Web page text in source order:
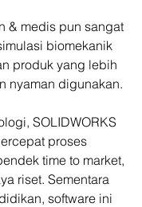
& medis pun sangat
biomekanik
produk yang lebih
nyaman digunakan.
SOLIDWORKS
proses
time to market,
riset. Sementara
software ini